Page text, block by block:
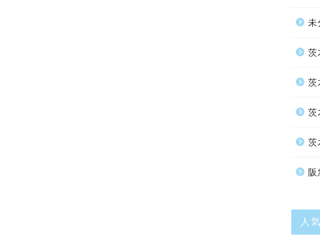
未
茨
茨
茨
茨
阪
人